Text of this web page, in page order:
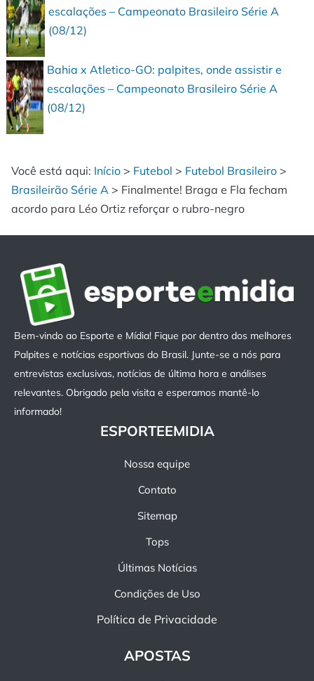
escalações – Campeonato Brasileiro Série A
(08/12)
Bahia x Atletico-GO: palpites, onde assistir e
escalações – Campeonato Brasileiro Série A
(08/12)
Você está aqui: Início > Futebol > Futebol Brasileiro >
Brasileirão Série A > Finalmente! Braga e Fla fecham
acordo para Léo Ortiz reforçar o rubro-negro
Bem-vindo ao Esporte e Mídia! Fique por dentro dos melhores
Palpites e notícias esportivas do Brasil. Junte-se a nós para
entrevistas exclusivas, notícias de última hora e análises
relevantes. Obrigado pela visita e esperamos mantê-lo
informado!
ESPORTEEMIDIA
Nossa equipe
Contato
Sitemap
Tops
Últimas Notícias
Condições de Uso
Política de Privacidade
APOSTAS